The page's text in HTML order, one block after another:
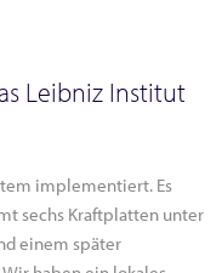
Leibniz Institut
implementiert. Es
sechs Kraftplatten unter
einem später